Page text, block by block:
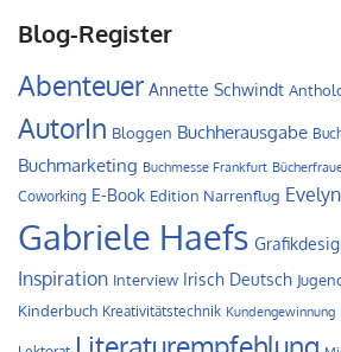
Blog-Register
Abenteuer Annette Schwindt
AutorIn Bloggen Buchherausgabe
Buchmarketing Buchmesse Frankfurt
Coworking E-Book Edition Narrenflug
Gabriele Haefs
Inspiration Interview Irisch Deutsch
Kinderbuch Kreativitätstechnik Kundengewinnung